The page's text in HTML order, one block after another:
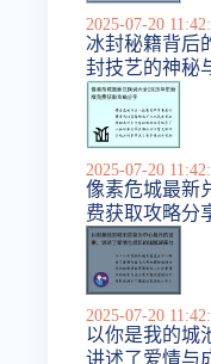
2025-07-20
冰封秘籍背后
封技艺的神秘
2025-07-20
像素危城最新
费获取攻略分
2025-07-20
以你是我的城
讲述了爱情与